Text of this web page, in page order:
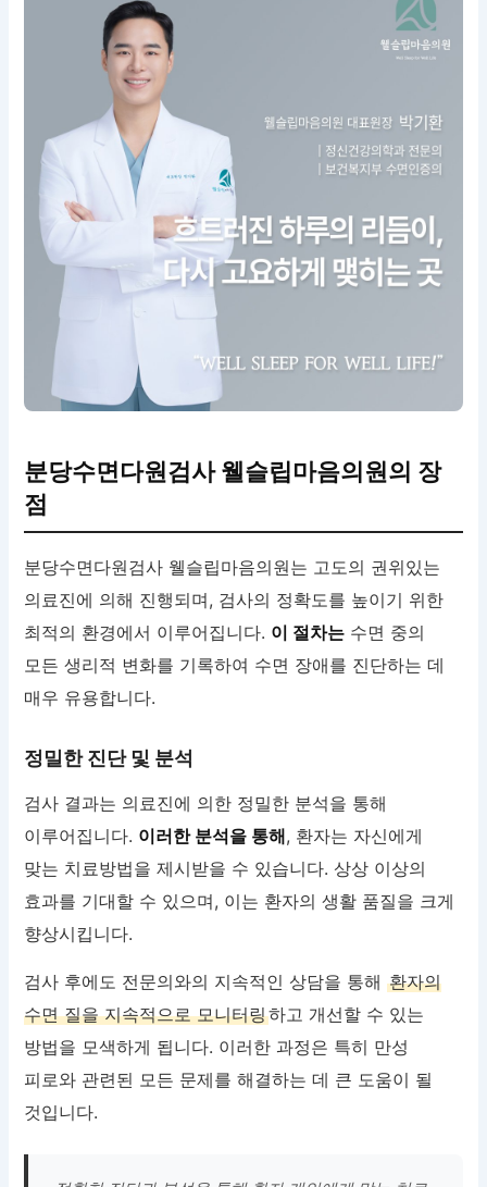
분당수면다원검사 웰슬립마음의원의 장
점
분당수면다원검사 웰슬립마음의원는 고도의 권위있는
의료진에 의해 진행되며, 검사의 정확도를 높이기 위한
최적의 환경에서 이루어집니다. 이 절차는 수면 중의
모든 생리적 변화를 기록하여 수면 장애를 진단하는 데
매우 유용합니다.
정밀한 진단 및 분석
검사 결과는 의료진에 의한 정밀한 분석을 통해
이루어집니다. 이러한 분석을 통해, 환자는 자신에게
맞는 치료방법을 제시받을 수 있습니다. 상상 이상의
효과를 기대할 수 있으며, 이는 환자의 생활 품질을 크게
향상시킵니다.
검사 후에도 전문의와의 지속적인 상담을 통해환자의
수면 질을 지속적으로 모니터링하고 개선할 수 있는
방법을 모색하게 됩니다. 이러한 과정은 특히 만성
피로와 관련된 모든 문제를 해결하는 데 큰 도움이 될
것입니다.